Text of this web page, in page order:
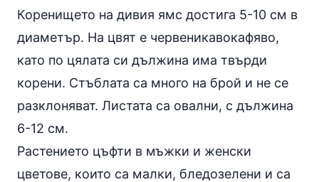
Коренището на дивия ямс достига 5-10 см в
диаметър. На цвят е червеникавокафяво,
като по цялата си дължина има твърди
корени. Стъблата са много на брой и не се
разклоняват. Листата са овални, с дължина
6-12 см.
Растението цъфти в мъжки и женски
цветове, които са малки, бледозелени и са